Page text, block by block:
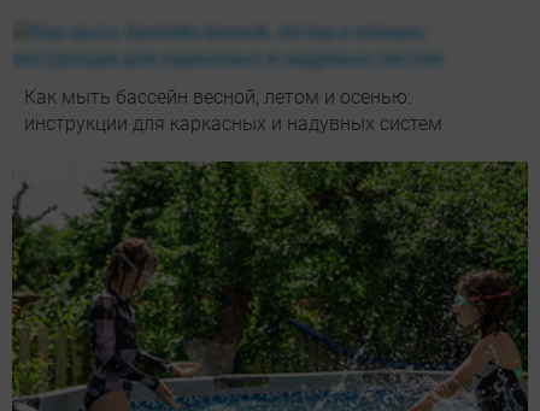
Как мыть бассейн весной, летом и осенью:
инструкции для каркасных и надувных систем